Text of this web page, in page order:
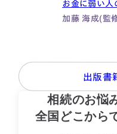
お金に弱い人のた
加藤 海成(監修)
出版書
相続のお悩
全国どこから